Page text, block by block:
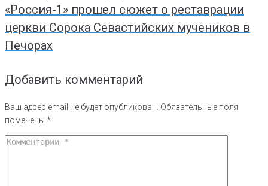
«Россия-1» прошел сюжет о реставрации
церкви Сорока Севастийских мучеников в
Печорах
Добавить комментарий
Ваш адрес email не будет опубликован. Обязательные поля
помечены *